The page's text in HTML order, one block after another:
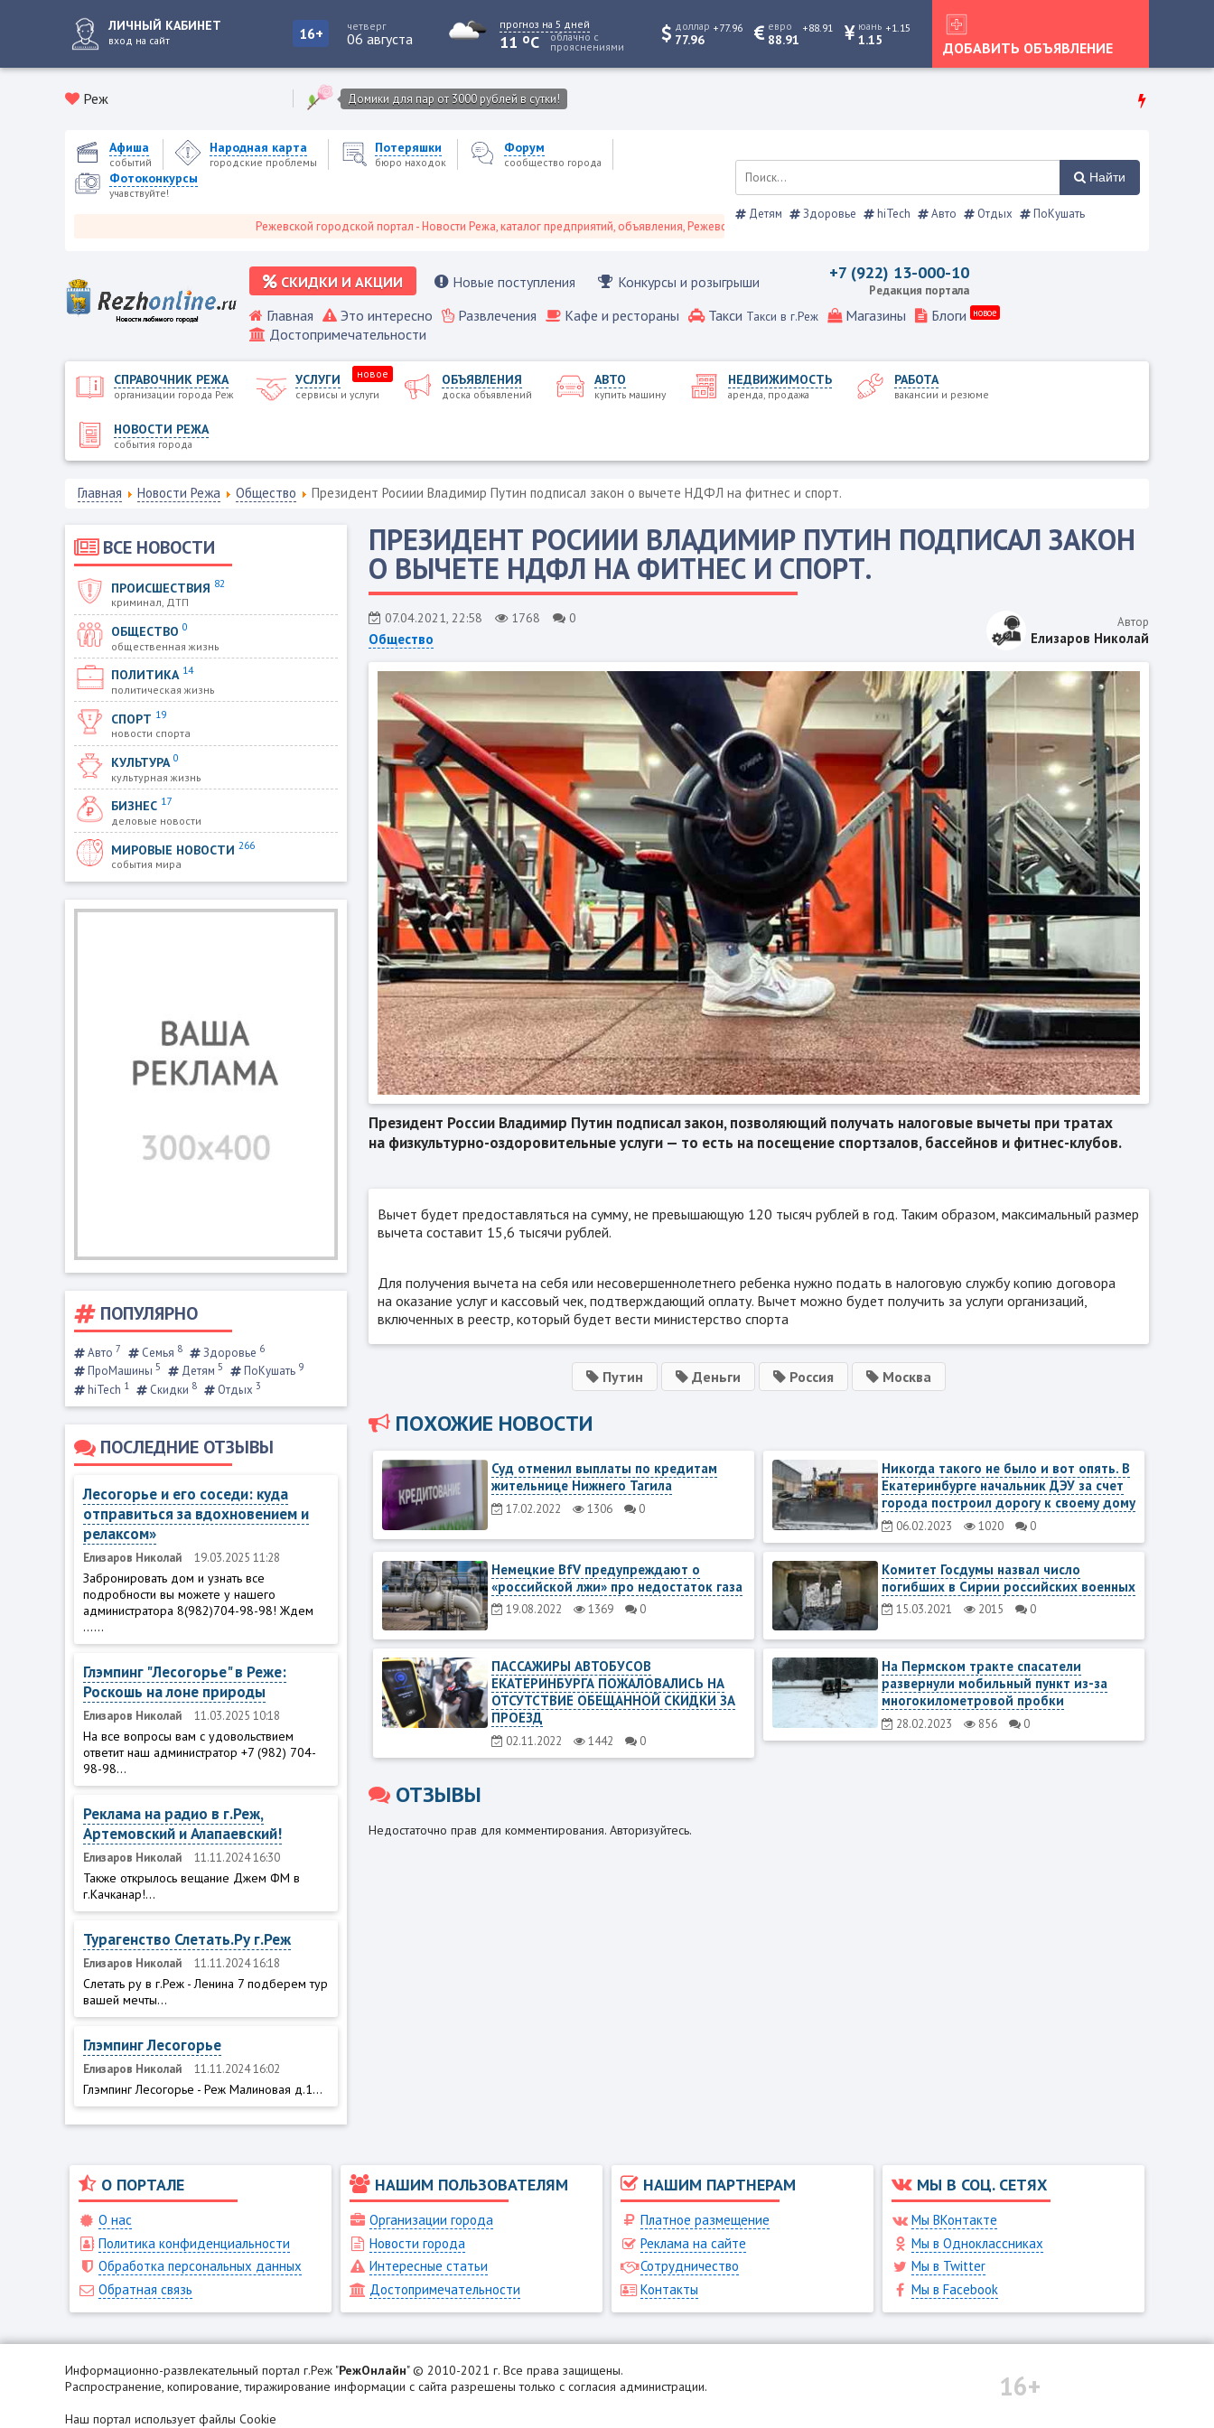
ЛИЧНЫЙ КАБИНЕТ
вход на сайт 16+ четверг
06 августа
прогноз на 5 дней
11 oC облачно с
прояснениями
доллар
77.96
+77.96 евро
88.91
+88.91 юань
1.15
+1.15
ДОБАВИТЬ ОБЪЯВЛЕНИЕ
Реж Домики для пар от 3000 рублей в сутки!
Афиша
событий
Народная карта
городские проблемы
Потеряшки
бюро находок
Форум
сообщество города
Фотоконкурсы
учавствуйте!
Режевской городской портал - Новости Режа, каталог предприятий, объявления, Режевской справочник
Найти
Детям Здоровье hiTech Авто Отдых ПоКушать
СКИДКИ И АКЦИИ Новые поступления Конкурсы и розыгрыши +7 (922) 13-000-10
Редакция портала
Главная Это интересно Развлечения Кафе и рестораны Такси Такси в г.Реж Магазины Блоги новое
Достопримечательности
СПРАВОЧНИК РЕЖА
организации города Реж
УСЛУГИ
сервисы и услуги
новое ОБЪЯВЛЕНИЯ
доска объявлений
АВТО
купить машину
НЕДВИЖИМОСТЬ
аренда, продажа
РАБОТА
вакансии и резюме
НОВОСТИ РЕЖА
события города
Главная Новости Режа Общество Президент Росиии Владимир Путин подписал закон о вычете НДФЛ на фитнес и спорт.
ВСЕ НОВОСТИ
ПРОИСШЕСТВИЯ 82
криминал, ДТП
ОБЩЕСТВО 0
общественная жизнь
ПОЛИТИКА 14
политическая жизнь
СПОРТ 19
новости спорта
КУЛЬТУРА 0
культурная жизнь
БИЗНЕС 17
деловые новости
МИРОВЫЕ НОВОСТИ 266
события мира
ПОПУЛЯРНО
Авто 7 Семья 8 Здоровье 6
ПроМашины 5 Детям 5 ПоКушать 9
hiTech 1 Скидки 8 Отдых 3
ПОСЛЕДНИЕ ОТЗЫВЫ
Лесогорье и его соседи: куда
отправиться за вдохновением и
релаксом»
Елизаров Николай 19.03.2025 11:28
Забронировать дом и узнать все
подробности вы можете у нашего
администратора 8(982)704-98-98! Ждем
......
Глэмпинг "Лесогорье" в Реже:
Роскошь на лоне природы
Елизаров Николай 11.03.2025 10:18
На все вопросы вам с удовольствием
ответит наш администратор +7 (982) 704-
98-98...
Реклама на радио в г.Реж,
Артемовский и Алапаевский!
Елизаров Николай 11.11.2024 16:30
Также открылось вещание Джем ФМ в
г.Качканар!...
Турагенство Слетать.Ру г.Реж
Елизаров Николай 11.11.2024 16:18
Слетать ру в г.Реж - Ленина 7 подберем тур
вашей мечты...
Глэмпинг Лесогорье
Елизаров Николай 11.11.2024 16:02
Глэмпинг Лесогорье - Реж Малиновая д.1...
ПРЕЗИДЕНТ РОСИИИ ВЛАДИМИР ПУТИН ПОДПИСАЛ ЗАКОН
О ВЫЧЕТЕ НДФЛ НА ФИТНЕС И СПОРТ.
07.04.2021, 22:58 1768 0
Общество
Автор
Елизаров Николай
Президент России Владимир Путин подписал закон, позволяющий получать налоговые вычеты при тратах
на физкультурно-оздоровительные услуги — то есть на посещение спортзалов, бассейнов и фитнес-клубов.
Вычет будет предоставляться на сумму, не превышающую 120 тысяч рублей в год. Таким образом, максимальный размер
вычета составит 15,6 тысячи рублей.
Для получения вычета на себя или несовершеннолетнего ребенка нужно подать в налоговую службу копию договора
на оказание услуг и кассовый чек, подтверждающий оплату. Вычет можно будет получить за услуги организаций,
включенных в реестр, который будет вести министерство спорта
Путин Деньги Россия Москва
ПОХОЖИЕ НОВОСТИ
Суд отменил выплаты по кредитам
жительнице Нижнего Тагила
17.02.2022 1306 0
Никогда такого не было и вот опять. В
Екатеринбурге начальник ДЭУ за счет
города построил дорогу к своему дому
06.02.2023 1020 0
Немецкие BfV предупреждают о
«российской лжи» про недостаток газа
19.08.2022 1369 0
Комитет Госдумы назвал число
погибших в Сирии российских военных
15.03.2021 2015 0
ПАССАЖИРЫ АВТОБУСОВ
ЕКАТЕРИНБУРГА ПОЖАЛОВАЛИСЬ НА
ОТСУТСТВИЕ ОБЕЩАННОЙ СКИДКИ ЗА
ПРОЕЗД
02.11.2022 1442 0
На Пермском тракте спасатели
развернули мобильный пункт из-за
многокилометровой пробки
28.02.2023 856 0
ОТЗЫВЫ
Недостаточно прав для комментирования. Авторизуйтесь.
О ПОРТАЛЕ
О нас
Политика конфиденциальности
Обработка персональных данных
Обратная связь
НАШИМ ПОЛЬЗОВАТЕЛЯМ
Организации города
Новости города
Интересные статьи
Достопримечательности
НАШИМ ПАРТНЕРАМ
Платное размещение
Реклама на сайте
Сотрудничество
Контакты
МЫ В СОЦ. СЕТЯХ
Мы ВКонтакте
Мы в Одноклассниках
Мы в Twitter
Мы в Facebook
Информационно-развлекательный портал г.Реж "РежОнлайн" © 2010-2021 г. Все права защищены.
Распространение, копирование, тиражирование информации с сайта разрешены только с согласия администрации.
16+
Наш портал использует файлы Cookie